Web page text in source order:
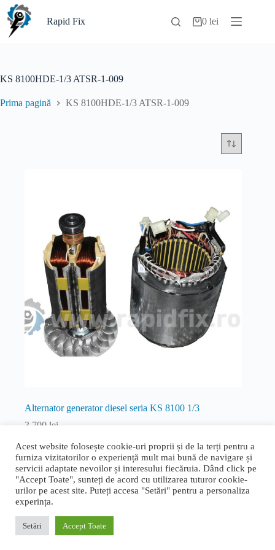
Sari
conținut
Rapid Fix
Coș0lei
KS 8100HDE-1/3 ATSR-1-009
Prima pagină KS 8100HDE-1/3 ATSR-1-009
Alternator generator diesel seria KS 8100 1/3
3.700 lei
Diesel
Adaugă în coș
Termeni și condiții generale
cookie| Livrare, retur și garanție
Proudly designed byBogdan Bucur
Acest website folosește cookie-uri proprii și de la terți pentru a
furniza vizitatorilor o experiență mult mai bună de navigare și
servicii adaptate nevoilor și interesului fiecăruia. Dând click pe
"Accept Toate", sunteți de acord cu utilizarea tuturor cookie-
urilor pe acest site. Puteți accesa "Setări" pentru a personaliza
experința.
Setări Accept Toate